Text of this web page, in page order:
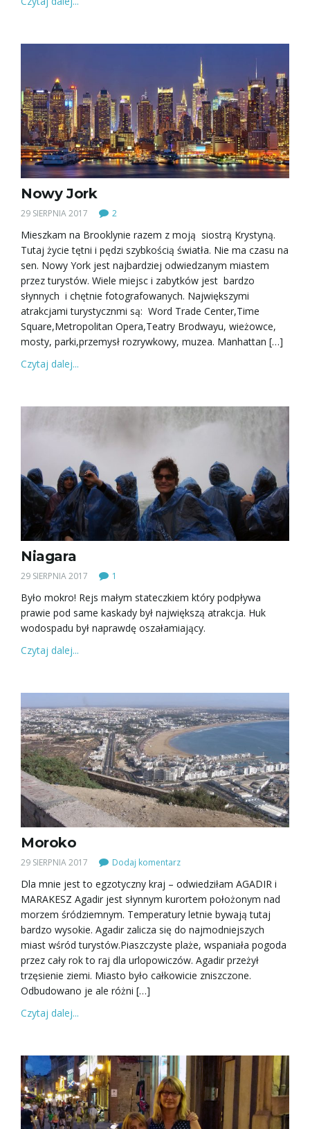
Nowy Jork
29 SIERPNIA 2017 2
Mieszkam na Brooklynie razem z moją siostrą Krystyną.
Tutaj życie tętni i pędzi szybkością światła. Nie ma czasu na
sen. Nowy York jest najbardziej odwiedzanym miastem
przez turystów. Wiele miejsc i zabytków jest bardzo
słynnych i chętnie fotografowanych. Największymi
atrakcjami turystycznmi są: Word Trade Center,Time
Square,Metropolitan Opera,Teatry Brodwayu, wieżowce,
mosty, parki,przemysł rozrywkowy, muzea. Manhattan […]
Czytaj dalej...
Niagara
29 SIERPNIA 2017 1
Było mokro! Rejs małym stateczkiem który podpływa
prawie pod same kaskady był największą atrakcja. Huk
wodospadu był naprawdę oszałamiający.
Czytaj dalej...
Moroko
29 SIERPNIA 2017 Dodaj komentarz
Dla mnie jest to egzotyczny kraj – odwiedziłam AGADIR i
MARAKESZ Agadir jest słynnym kurortem położonym nad
morzem śródziemnym. Temperatury letnie bywają tutaj
bardzo wysokie. Agadir zalicza się do najmodniejszych
miast wśród turystów.Piaszczyste plaże, wspaniała pogoda
przez cały rok to raj dla urlopowiczów. Agadir przeżył
trzęsienie ziemi. Miasto było całkowicie zniszczone.
Odbudowano je ale różni […]
Czytaj dalej...